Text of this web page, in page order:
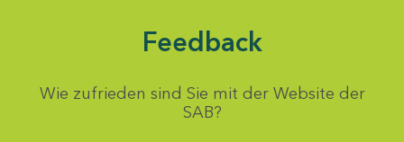
Feedback
Wie zufrieden sind Sie mit der Website der
SAB?